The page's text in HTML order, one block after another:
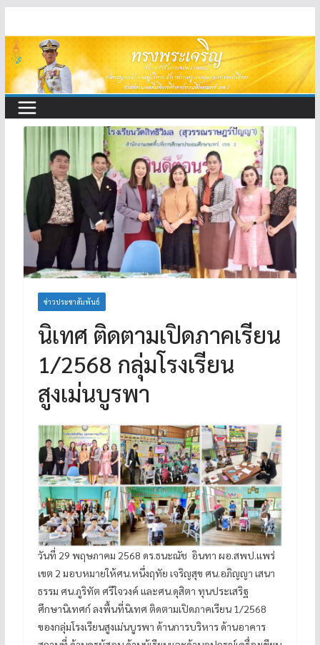
to
content
ข่าวประชาสัมพันธ์
นิเทศ ติดตามเปิดภาคเรียน
1/2568 กลุ่มโรงเรียน
สูงเม่นบูรพา
วันที่ 29 พฤษภาคม 2568 ดร.ธนะณัช อินทา ผอ.สพป.แพร่
เขต 2 มอบหมายให้ศน.หนึ่งฤทัย เจริญสุข ศน.อภิญญา เสนา
ธรรม ศน.ภูริทัต ศรีใจวงค์ และศน.ดุสิตา ทุนประเสริฐ
ศึกษานิเทศก์ ลงพื้นที่นิเทศ ติดตามเปิดภาคเรียน 1/2568
ของกลุ่มโรงเรียนสูงเม่นบูรพา ด้านการบริหาร ด้านอาคาร